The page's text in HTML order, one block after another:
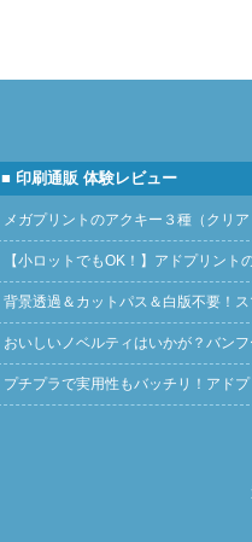
■ 印刷通販 体験レビュー
メガプリントのアクキー３種（クリ
【小ロットでもOK！】アドプリント
背景透過＆カットパス＆白版不要！
おいしいノベルティはいかが？バン
プチプラで実用性もバッチリ！アド